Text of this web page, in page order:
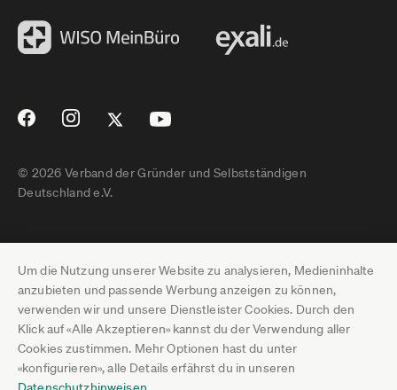
Um die Nutzung unserer Website zu analysieren, Medieninhalte
anzubieten und passende Werbung anzeigen zu können,
verwenden wir und unsere Dienstleister Cookies. Durch den
Klick auf «Alle Akzeptieren» kannst du der Verwendung aller
Cookies zustimmen. Mehr Optionen hast du unter
«konfigurieren», alle Details erfährst du in unseren
© 2026 Verband der Gründer und Selbstständigen
Deutschland e.V.
Impressum
Datenschutz
Pressebereich